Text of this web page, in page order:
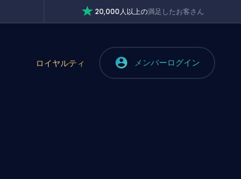
20,000人以上の満足したお客さん
ロイヤルティ メンバーログイン